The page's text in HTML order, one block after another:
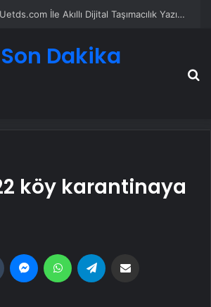
UETDS Nedir ? Uetds.com İle Akıllı Dijital Taşımacılık Yazılımı
Dakika
köy karantinaya
Tumblr MessengerWhatsApp